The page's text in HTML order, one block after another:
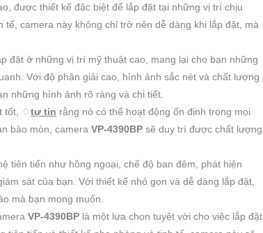
được thiết kế đặc biệt để lắp đặt tại những vị trí chịu
camera này không chỉ trở nên dễ dàng khi lắp đặt, mà
đặt ở những vị trí mỹ thuật cao, mang lại cho bạn những
Với độ phân giải cao, hình ảnh sắc nét và chất lượng
những hình ảnh rõ ràng và chi tiết.
tốt, ♢tự tin rằng nó có thể hoạt động ổn định trong mọi
bào mòn, camera VP-4390BP sẽ duy trì được chất lượng
tiên tiến như hồng ngoại, chế độ ban đêm, phát hiện
sát của bạn. Với thiết kế nhỏ gọn và dễ dàng lắp đặt,
mà bạn mong muốn.
VP-4390BP là một lựa chọn tuyệt vời cho việc lắp đặt